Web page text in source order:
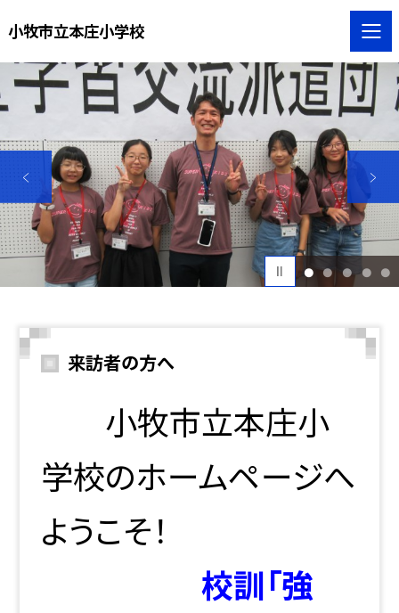
小牧市立本庄小学校
1 2 3 4 5
来訪者の方へ
小牧市立本庄小
学校のホームページへ
ようこそ！
校訓「強